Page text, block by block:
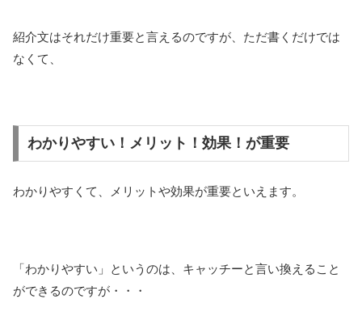
紹介文はそれだけ重要と言えるのですが、ただ書くだけでは
なくて、
わかりやすい！メリット！効果！が重要
わかりやすくて、メリットや効果が重要といえます。
「わかりやすい」というのは、キャッチーと言い換えること
ができるのですが・・・